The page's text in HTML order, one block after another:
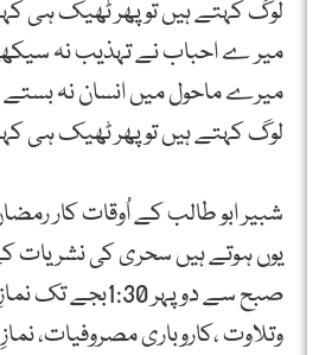
لوگ کہتے ہیں تو پھر ٹھیک ہی
میر ے احباب نے تہذیب نہ
میرے ماحول میں انسان نہ
لوگ کہتے ہیں تو پھر ٹھیک ہی
شبیر ابو طالب کے اُوقات کار
صبح سے دوپہر
وتلاوت ،کاروباری مصروفیات،